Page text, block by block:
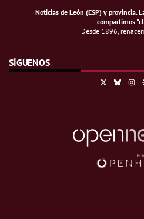
Noticias de León (ESP) y provincia.
compartimos
Desde 1896,
SÍGUENOS
Bluesky